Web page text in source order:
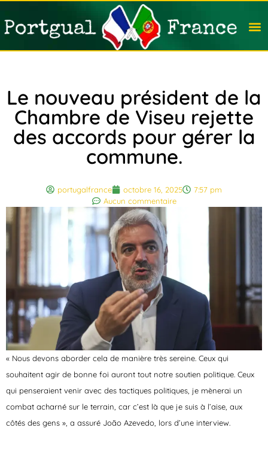
Le nouveau président de la
Chambre de Viseu rejette
des accords pour gérer la
commune.
portugalfrance octobre 16, 2025
7:57 pm
Aucun commentaire
« Nous devons aborder cela de manière très sereine. Ceux qui
souhaitent agir de bonne foi auront tout notre soutien politique. Ceux
qui penseraient venir avec des tactiques politiques, je mènerai un
combat acharné sur le terrain, car c’est là que je suis à l’aise, aux
côtés des gens », a assuré João Azevedo, lors d’une interview.